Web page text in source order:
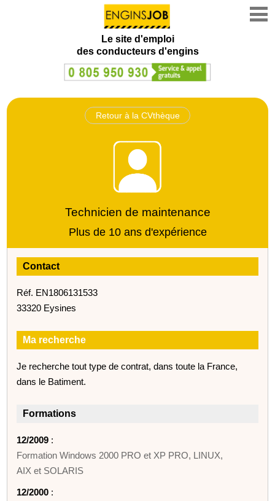
Le site d'emploi
des conducteurs d'engins
Retour à la CVthèque
Technicien de maintenance
Plus de 10 ans d'expérience
Contact
Réf. EN1806131533
33320 Eysines
Ma recherche
Je recherche tout type de contrat, dans toute la France,
dans le Batiment.
Formations
12/2009 :
Formation Windows 2000 PRO et XP PRO, LINUX,
AIX et SOLARIS
12/2000 :